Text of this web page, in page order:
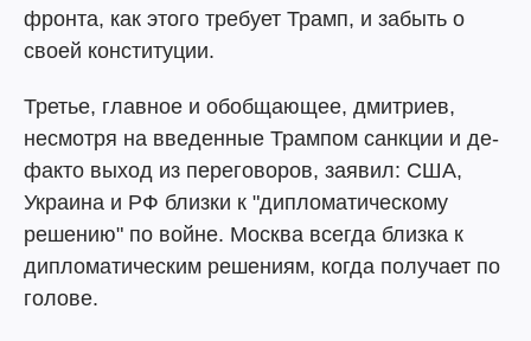
фронта, как этого требует Трамп, и забыть о
своей конституции.
Третье, главное и обобщающее, дмитриев,
несмотря на введенные Трампом санкции и де-
факто выход из переговоров, заявил: США,
Украина и РФ близки к "дипломатическому
решению" по войне. Москва всегда близка к
дипломатическим решениям, когда получает по
голове.